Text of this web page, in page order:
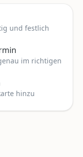
und festlich
im richtigen
hinzu